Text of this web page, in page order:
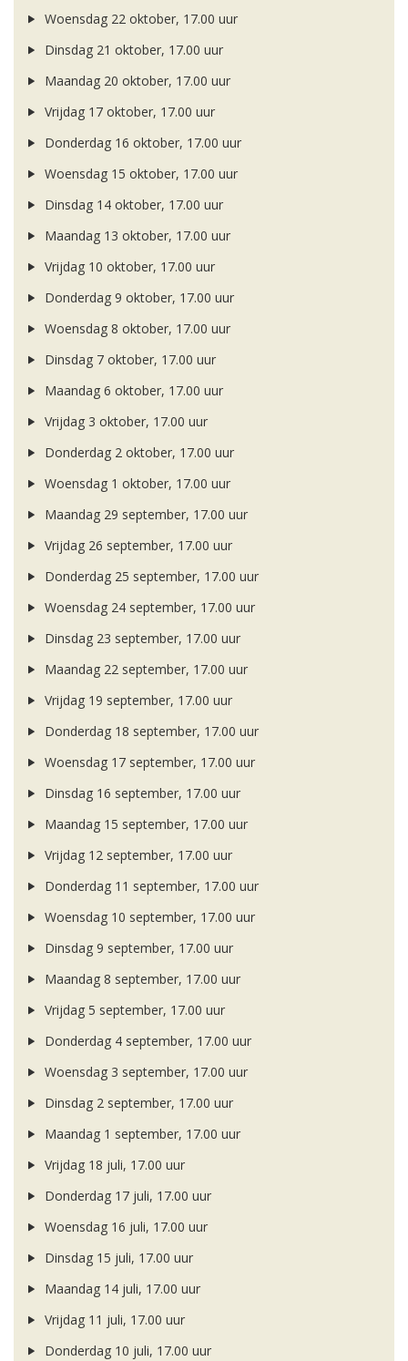
Woensdag 22 oktober, 17.00 uur
Dinsdag 21 oktober, 17.00 uur
Maandag 20 oktober, 17.00 uur
Vrijdag 17 oktober, 17.00 uur
Donderdag 16 oktober, 17.00 uur
Woensdag 15 oktober, 17.00 uur
Dinsdag 14 oktober, 17.00 uur
Maandag 13 oktober, 17.00 uur
Vrijdag 10 oktober, 17.00 uur
Donderdag 9 oktober, 17.00 uur
Woensdag 8 oktober, 17.00 uur
Dinsdag 7 oktober, 17.00 uur
Maandag 6 oktober, 17.00 uur
Vrijdag 3 oktober, 17.00 uur
Donderdag 2 oktober, 17.00 uur
Woensdag 1 oktober, 17.00 uur
Maandag 29 september, 17.00 uur
Vrijdag 26 september, 17.00 uur
Donderdag 25 september, 17.00 uur
Woensdag 24 september, 17.00 uur
Dinsdag 23 september, 17.00 uur
Maandag 22 september, 17.00 uur
Vrijdag 19 september, 17.00 uur
Donderdag 18 september, 17.00 uur
Woensdag 17 september, 17.00 uur
Dinsdag 16 september, 17.00 uur
Maandag 15 september, 17.00 uur
Vrijdag 12 september, 17.00 uur
Donderdag 11 september, 17.00 uur
Woensdag 10 september, 17.00 uur
Dinsdag 9 september, 17.00 uur
Maandag 8 september, 17.00 uur
Vrijdag 5 september, 17.00 uur
Donderdag 4 september, 17.00 uur
Woensdag 3 september, 17.00 uur
Dinsdag 2 september, 17.00 uur
Maandag 1 september, 17.00 uur
Vrijdag 18 juli, 17.00 uur
Donderdag 17 juli, 17.00 uur
Woensdag 16 juli, 17.00 uur
Dinsdag 15 juli, 17.00 uur
Maandag 14 juli, 17.00 uur
Vrijdag 11 juli, 17.00 uur
Donderdag 10 juli, 17.00 uur